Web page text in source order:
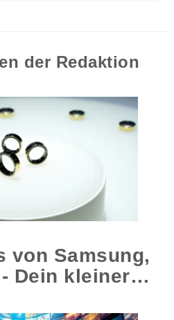
der Redaktion
von Samsung,
Dein kleiner…